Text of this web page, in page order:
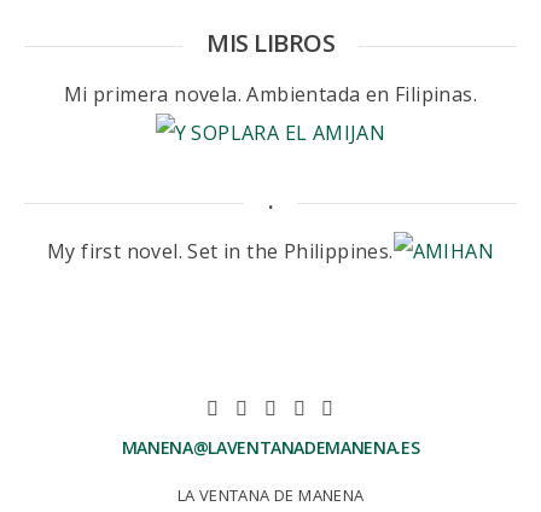
MIS LIBROS
Mi primera novela. Ambientada en Filipinas.
.
My first novel. Set in the Philippines.
MANENA@LAVENTANADEMANENA.ES
LA VENTANA DE MANENA